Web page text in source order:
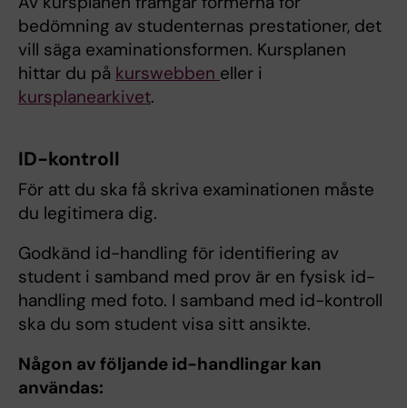
bedömning av studenternas prestationer, det
vill säga examinationsformen. Kursplanen
hittar du på kurswebben eller i
kursplanearkivet.
ID-kontroll
För att du ska få skriva examinationen måste
du legitimera dig.
Godkänd id-handling för identifiering av
student i samband med prov är en fysisk id-
handling med foto. I samband med id-kontroll
ska du som student visa sitt ansikte.
Någon av följande id-handlingar kan
användas: